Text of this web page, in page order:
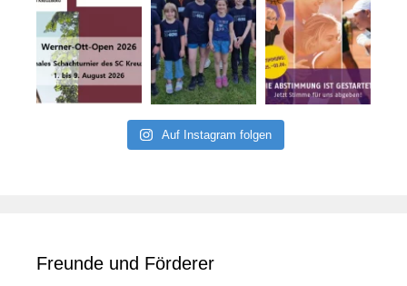
Auf Instagram folgen
Freunde und Förderer